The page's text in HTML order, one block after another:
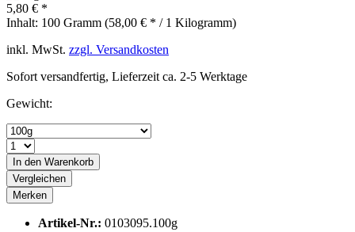
5,80 € *
Inhalt: 100 Gramm (58,00 € * / 1 Kilogramm)
inkl. MwSt. zzgl. Versandkosten
Sofort versandfertig, Lieferzeit ca. 2-5 Werktage
Gewicht:
In den Warenkorb
Vergleichen
Merken
Artikel-Nr.: 0103095.100g